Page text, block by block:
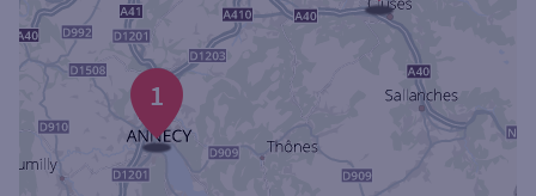
Autour de moi
Ville / Code postal
1